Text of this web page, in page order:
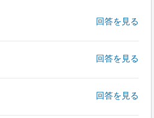
回答を見る
回答を見る
回答を見る